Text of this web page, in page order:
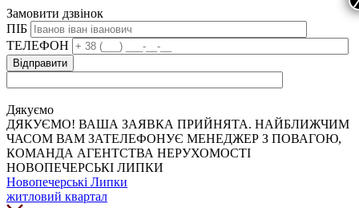
Замовити дзвінок
ПІБ
ТЕЛЕФОН
Дякуємо
ДЯКУЄМО! ВАША ЗАЯВКА ПРИЙНЯТА. НАЙБЛИЖЧИМ
ЧАСОМ ВАМ ЗАТЕЛЕФОНУЄ МЕНЕДЖЕР З ПОВАГОЮ,
КОМАНДА АГЕНТСТВА НЕРУХОМОСТІ
НОВОПЕЧЕРСЬКІ ЛИПКИ
Новопечерські Липки
житловий квартал